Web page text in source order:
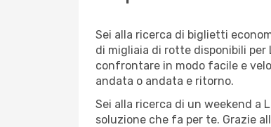
Sei alla ricerca di biglietti
di migliaia di rotte disponibili
confrontare in modo facile e
andata o andata e ritorno.
Sei alla ricerca di un weekend a
soluzione che fa per te. Grazie